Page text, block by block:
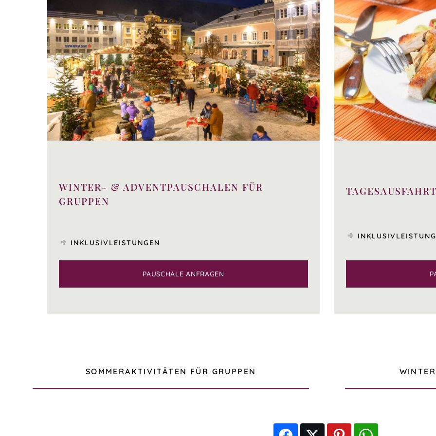
WINTER- & ADVENTPAUSCHALEN FÜR
GRUPPEN
INKLUSIVLEISTUNGEN
PAUSCHALE ANFRAGEN
SOMMERAKTIVITÄTEN FÜR GRUPPEN